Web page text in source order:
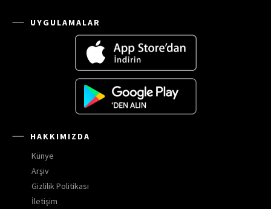
UYGULAMALAR
HAKKIMIZDA
Künye
Arşiv
Gizlilik Politikası
İletişim